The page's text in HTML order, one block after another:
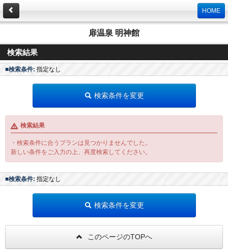
HOME
扉温泉 明神館
検索結果
■検索条件: 指定なし
検索条件を変更
検索結果
・検索条件に合うプランは見つかりませんでした。
新しい条件をご入力の上、再度検索してください。
■検索条件: 指定なし
検索条件を変更
このページのTOPへ